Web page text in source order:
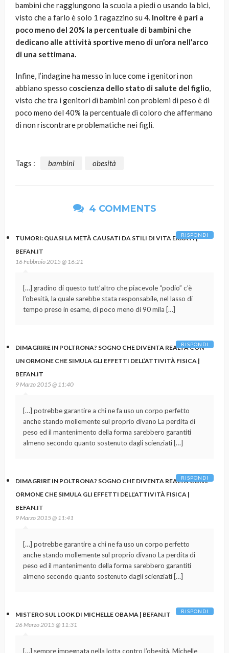
bambini che raggiungono la scuola a piedi o usando la bici,
visto che a farlo è solo 1 ragazzino su 4. Inoltre è pari a
poco meno del 20% la percentuale di bambini che
dedicano alle attività sportive meno di un’ora nell’arco
di una settimana.
Infine, l’indagine ha messo in luce come i genitori non
abbiano spesso coscienza dello stato di salute del figlio,
visto che tra i genitori di bambini con problemi di peso è di
poco meno del 40% la percentuale di coloro che affermano
di non riscontrare problematiche nei figli.
Tags : bambini obesità
4 COMMENTS
TUMORI: QUASI LA METÀ CAUSATI DA STILI DI VITA ERRATI |
BEFAN.IT
16 Febbraio 2015 @ 16:21
[…] gradino di questo tutt’altro che piacevole “podio” c’è
l’obesità, la quale sarebbe stata responsabile, nel lasso di
tempo preso in esame, di poco meno di 90 mila […]
RISPONDI
DIMAGRIRE IN POLTRONA? SOGNO CHE DIVENTA REALTÀ CON
UN ORMONE CHE SIMULA GLI EFFETTI DELL’ATTIVITÀ FISICA |
BEFAN.IT
9 Marzo 2015 @ 11:40
[…] potrebbe garantire a chi ne fa uso un corpo perfetto
anche stando mollemente sul proprio divano La perdita di
peso ed il mantenimento della forma sarebbero garantiti
almeno secondo quanto sostenuto dagli scienziati […]
RISPONDI
DIMAGRIRE IN POLTRONA? SOGNO CHE DIVENTA REALTÀ CON L’
ORMONE CHE SIMULA GLI EFFETTI DELL’ATTIVITÀ FISICA |
BEFAN.IT
9 Marzo 2015 @ 11:41
[…] potrebbe garantire a chi ne fa uso un corpo perfetto
anche stando mollemente sul proprio divano La perdita di
peso ed il mantenimento della forma sarebbero garantiti
almeno secondo quanto sostenuto dagli scienziati […]
RISPONDI
MISTERO SUL LOOK DI MICHELLE OBAMA | BEFAN.IT
26 Marzo 2015 @ 11:31
[…] sempre impegnata nella lotta contro l’obesità, Michelle
RISPONDI